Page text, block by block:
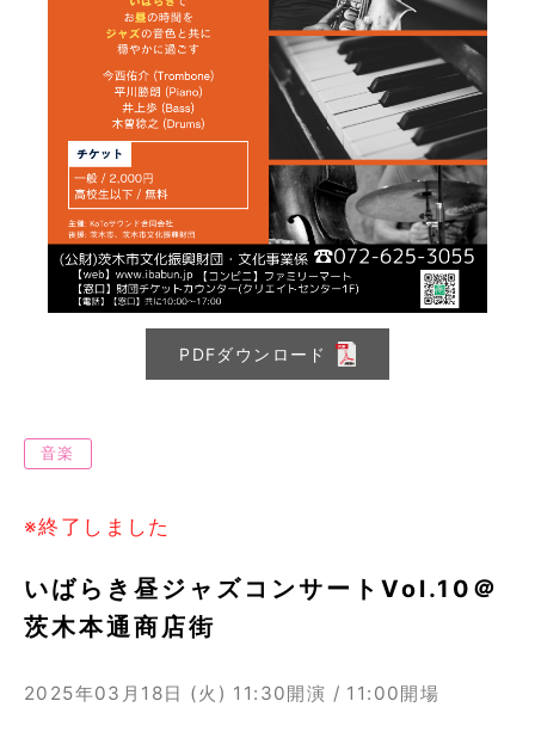
PDFダウンロード
音楽
※終了しました
いばらき昼ジャズコンサートVol.10＠
茨木本通商店街
2025年03月18日 (火) 11:30開演 / 11:00開場